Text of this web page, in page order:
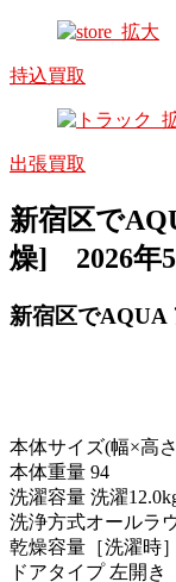
持込買取
出張買取
新宿区で
燥] 2026年
新宿区でAQUA
本体サイズ(幅×高
本体重量 94
洗濯容量 洗濯
洗浄方式オールラ
乾燥容量［洗濯時
ドアタイプ 左開き